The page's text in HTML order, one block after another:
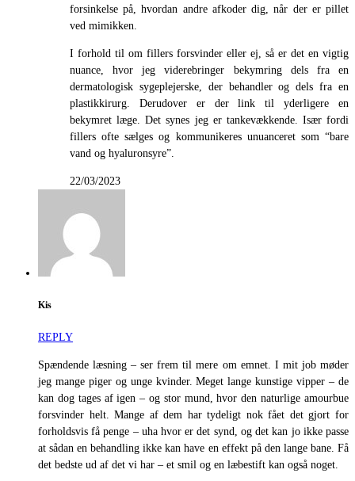
forsinkelse på, hvordan andre afkoder dig, når der er pillet
ved mimikken.
I forhold til om fillers forsvinder eller ej, så er det en vigtig
nuance, hvor jeg viderebringer bekymring dels fra en
dermatologisk sygeplejerske, der behandler og dels fra en
plastikkirurg. Derudover er der link til yderligere en
bekymret læge. Det synes jeg er tankevækkende. Især fordi
fillers ofte sælges og kommunikeres unuanceret som “bare
vand og hyaluronsyre”.
22/03/2023
Kis
REPLY
Spændende læsning – ser frem til mere om emnet. I mit job møder
jeg mange piger og unge kvinder. Meget lange kunstige vipper – de
kan dog tages af igen – og stor mund, hvor den naturlige amourbue
forsvinder helt. Mange af dem har tydeligt nok fået det gjort for
forholdsvis få penge – uha hvor er det synd, og det kan jo ikke passe
at sådan en behandling ikke kan have en effekt på den lange bane. Få
det bedste ud af det vi har – et smil og en læbestift kan også noget.